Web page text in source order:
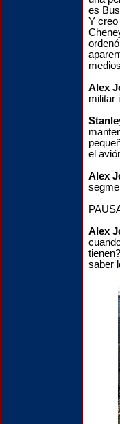
es
Y
Alex
militar
el
Alex
Alex
saber